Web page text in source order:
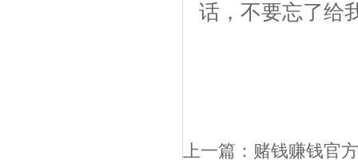
话，不要忘了给
上一篇： 赌钱赚钱官